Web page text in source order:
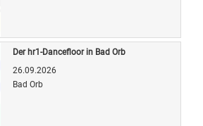
Der hr1-Dancefloor in Bad Orb
26.09.2026
Bad Orb